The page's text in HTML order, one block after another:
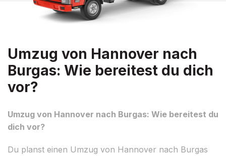
Umzug von Hannover nach
Burgas: Wie bereitest du dich
vor?
Umzug von Hannover nach Burgas: Wie bereitest du
dich vor?
Du planst einen Umzug von Hannover nach Burgas